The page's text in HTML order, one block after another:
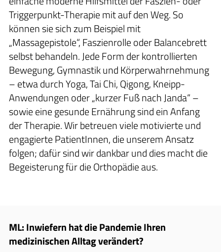
Triggerpunkt-Therapie mit auf den Weg. So
können sie sich zum Beispiel mit
„Massagepistole“, Faszienrolle oder Balancebrett
selbst behandeln. Jede Form der kontrollierten
Bewegung, Gymnastik und Körperwahrnehmung
– etwa durch Yoga, Tai Chi, Qigong, Kneipp-
Anwendungen oder „kurzer Fuß nach Janda“ –
sowie eine gesunde Ernährung sind ein Anfang
der Therapie. Wir betreuen viele motivierte und
engagierte PatientInnen, die unserem Ansatz
folgen; dafür sind wir dankbar und dies macht die
Begeisterung für die Orthopädie aus.
ML: Inwiefern hat die Pandemie Ihren
medizinischen Alltag verändert?